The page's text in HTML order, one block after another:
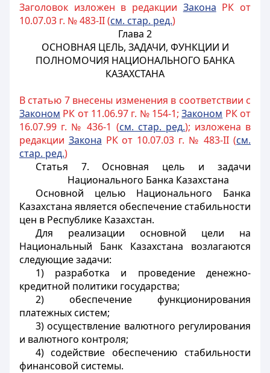
Заголовок изложен в редакции Закона РК от
10.07.03 г. № 483-II (см. стар. ред.)
Глава 2
ОСНОВНАЯ ЦЕЛЬ, ЗАДАЧИ, ФУНКЦИИ И
ПОЛНОМОЧИЯ НАЦИОНАЛЬНОГО БАНКА
КАЗАХСТАНА
В статью 7 внесены изменения в соответствии с
Законом РК от 11.06.97 г. № 154-1;Законом РК от
16.07.99 г. № 436-1 (см. стар. ред.); изложена в
редакции Закона РК от 10.07.03 г. № 483-II (см.
стар. ред.)
Статья 7. Основная цель и задачи
Национального Банка Казахстана
Основной целью Национального Банка
Казахстана является обеспечение стабильности
цен в Республике Казахстан.
Для реализации основной цели на
Национальный Банк Казахстана возлагаются
следующие задачи:
1) разработка и проведение денежно-
кредитной политики государства;
2) обеспечение функционирования
платежных систем;
3) осуществление валютного регулирования
и валютного контроля;
4) содействие обеспечению стабильности
финансовой системы.